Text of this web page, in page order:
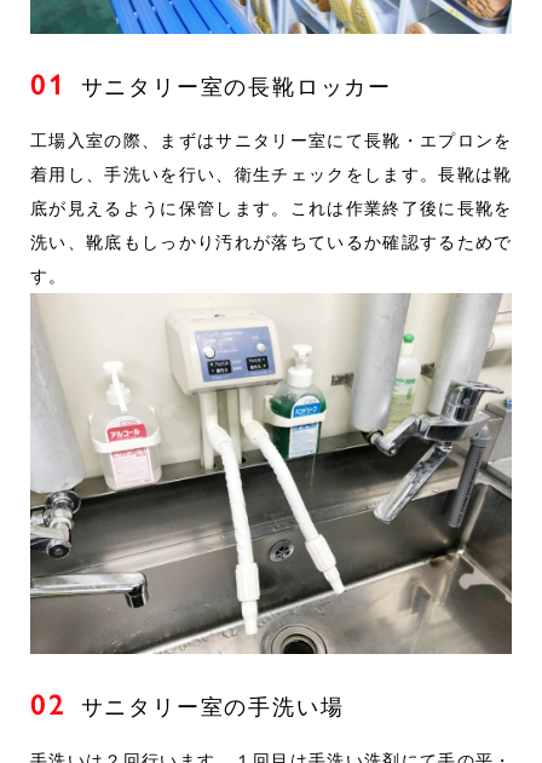
サービス
トントンパンの焼きたてくらぶ
弁当のWeb注文システム
おいしさと品質
安全な食への環境づくり
HACCP基準の安全性
おいしさへの取り組み
製造工場のご案内
食品廃棄ゼロを目指して
企業情報
トップメッセージ
01 サニタリー室の長靴ロッカー
工場入室の際、まずはサニタリー室にて長靴・エプロンを
着用し、手洗いを行い、衛生チェックをします。長靴は靴
底が見えるように保管します。これは作業終了後に長靴を
洗い、靴底もしっかり汚れが落ちているか確認するためで
す。
02 サニタリー室の手洗い場